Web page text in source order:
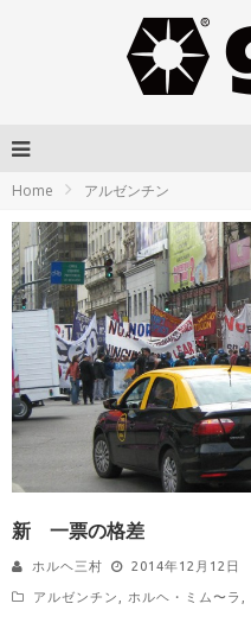
Home アルゼンチン
新 一票の格差
ホルヘ三村 2014年12月12日
アルゼンチン ホルヘ・ミム〜ラ